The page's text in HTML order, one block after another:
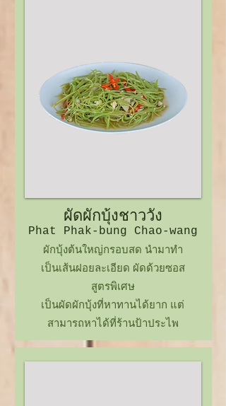
ผักบุ้งต้นใหญ่กรอบสด นำมาทำ
เป็นเส้นฝอยละเอียด ผัดด้วยซอส
สูตรพิเศษ
เป็นผัดผักบุ้งที่หาทานได้ยาก แต่
สามารถหาได้ที่ร้านป้าประไพ
ผัดผักบุ้งชาววัง
Phat Phak-bung Chao-wang